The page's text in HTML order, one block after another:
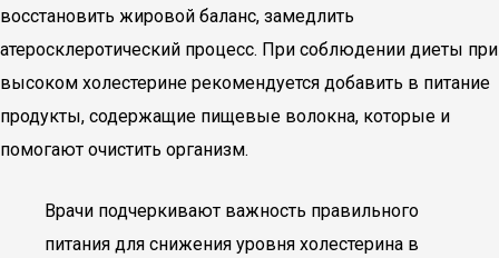
восстановить жировой баланс, замедлить
атеросклеротический процесс. При соблюдении диеты при
высоком холестерине рекомендуется добавить в питание
продукты, содержащие пищевые волокна, которые и
помогают очистить организм.
Врачи подчеркивают важность правильного
питания для снижения уровня холестерина в